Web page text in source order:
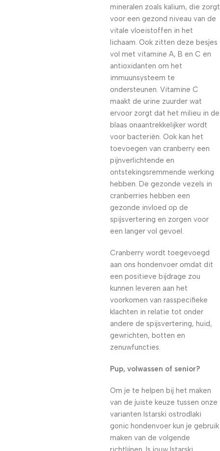
mineralen zoals kalium, die zorgt
voor een gezond niveau van de
vitale vloeistoffen in het
lichaam. Ook zitten deze besjes
vol met vitamine A, B en C en
antioxidanten om het
immuunsysteem te
ondersteunen. Vitamine C
maakt de urine zuurder wat
ervoor zorgt dat het milieu in de
blaas onaantrekkelijker wordt
voor bacteriën. Ook kan het
toevoegen van cranberry een
pijnverlichtende en
ontstekingsremmende werking
hebben. De gezonde vezels in
cranberries hebben een
gezonde invloed op de
spijsvertering en zorgen voor
een langer vol gevoel.
Cranberry wordt toegevoegd
aan ons hondenvoer omdat dit
een positieve bijdrage zou
kunnen leveren aan het
voorkomen van rasspecifieke
klachten in relatie tot onder
andere de spijsvertering, huid,
gewrichten, botten en
zenuwfuncties.
Pup, volwassen of senior?
Om je te helpen bij het maken
van de juiste keuze tussen onze
varianten Istarski ostrodlaki
gonic hondenvoer kun je gebruik
maken van de volgende